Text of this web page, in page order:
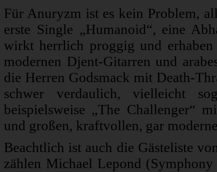
Für Anuryzm ist es kein Problem,
erste Single „Humanoid“, eine
wirkt herrlich proggig und
modernen Djent-Gitarren und
die Herren Godsmack mit Death-
schwer verdaulich, vielleicht
beispielsweise „The Challenger“
und großen, kraftvollen, gar
Beachtlich ist auch die Gästeliste
zählen Michael Lepond